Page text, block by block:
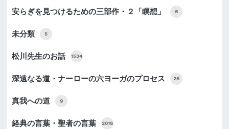
安らぎを見つけるための三部作・２「瞑想」 6
未分類 5
松川先生のお話 1534
深遠なる道・ナーローの六ヨーガのプロセス 25
真我への道 9
経典の言葉・聖者の言葉 2016